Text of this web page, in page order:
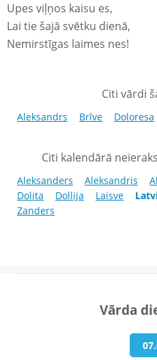
Upes viļņos kaisu es,
Lai tie šajā svētku dienā,
Nemirstīgas laimes nes!
Citi vārdi
Aleksandrs Brīve Doloresa
Citi kalendārā
Aleksanders Aleksandris
Dolita
Dollija Laisve
Zanders
Vārda